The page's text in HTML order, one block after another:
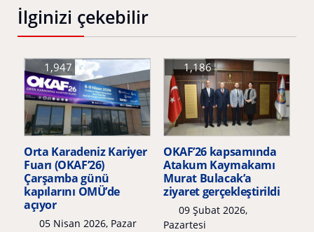
İlginizi çekebilir
Orta Karadeniz Kariyer
Fuarı (OKAF’26)
Çarşamba günü
kapılarını OMÜ’de
açıyor
05 Nisan 2026, Pazar
1,947
OKAF’26 kapsamında
Atakum Kaymakamı
Murat Bulacak’a
ziyaret gerçekleştirildi
09 Şubat 2026,
Pazartesi
1,186